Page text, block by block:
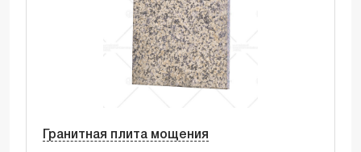
Гранитная плита мощения